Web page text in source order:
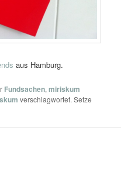
aus Hamburg.
Fundsachen,miriskum
verschlagwortet. Setze